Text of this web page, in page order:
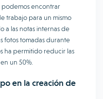
podemos encontrar
trabajo para un mismo
a las notas internas de
fotos tomadas durante
ha permitido reducir las
un 50%.
en la creación de